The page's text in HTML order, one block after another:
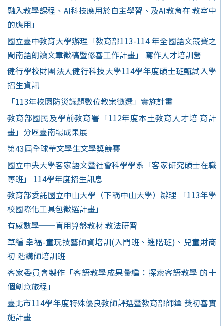
融入教學課程、AI科技應用於自主學習、及AI教育在 教室中
的應用」
國立臺中教育大學辦理「教育部113-114 年全國語文競賽之
閩南語朗讀文章徵稿暨修審工作計畫」 寫作人才培訓營
健行學校財團法人健行科技大學114學年度碩士班甄試入學
招生資訊
「113年校園防災議題數位教案徵選」實施計畫
教育部國民及學前教育署「112年度本土教育人才培 育計
畫」分區臺南場成果展
第43屆全球華文學生文學獎競賽
國立中央大學客家語文暨社會科學學系「客家研究碩士在職
專班」 114學年度招生訊息
教育部委託國立中山大學（下稱中山大學）辦理 「113年學
校國際化工具包徵選計畫」
有感數學──盲用算盤教材 教法研習
草編 幸福-童玩技藝師資培訓(入門班、進階班)、兒童財商
初 階講師培訓班
客家委員會製作「客語教學成果彙編：探索客語教學 的十
個創意旅程」
臺北市114學年度特殊優良教師評選暨教育部師鐸 獎初審實
施計畫